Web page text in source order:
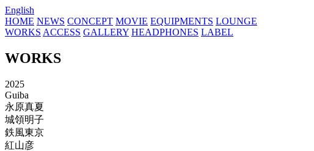
English
HOME NEWS CONCEPT MOVIE EQUIPMENTS LOUNGE
WORKS ACCESS GALLERY HEADPHONES LABEL
WORKS
2025
Guiba
永原真夏
城領明子
鉄風東京
紅山彦